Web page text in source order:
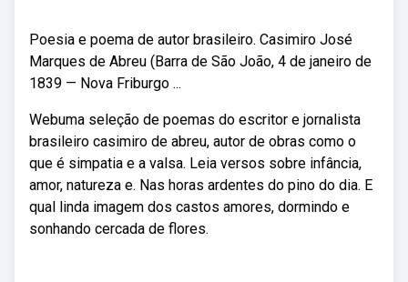
Poesia e poema de autor brasileiro. Casimiro José
Marques de Abreu (Barra de São João, 4 de janeiro de
1839 — Nova Friburgo ...
Webuma seleção de poemas do escritor e jornalista
brasileiro casimiro de abreu, autor de obras como o
que é simpatia e a valsa. Leia versos sobre infância,
amor, natureza e. Nas horas ardentes do pino do dia. E
qual linda imagem dos castos amores, dormindo e
sonhando cercada de flores.